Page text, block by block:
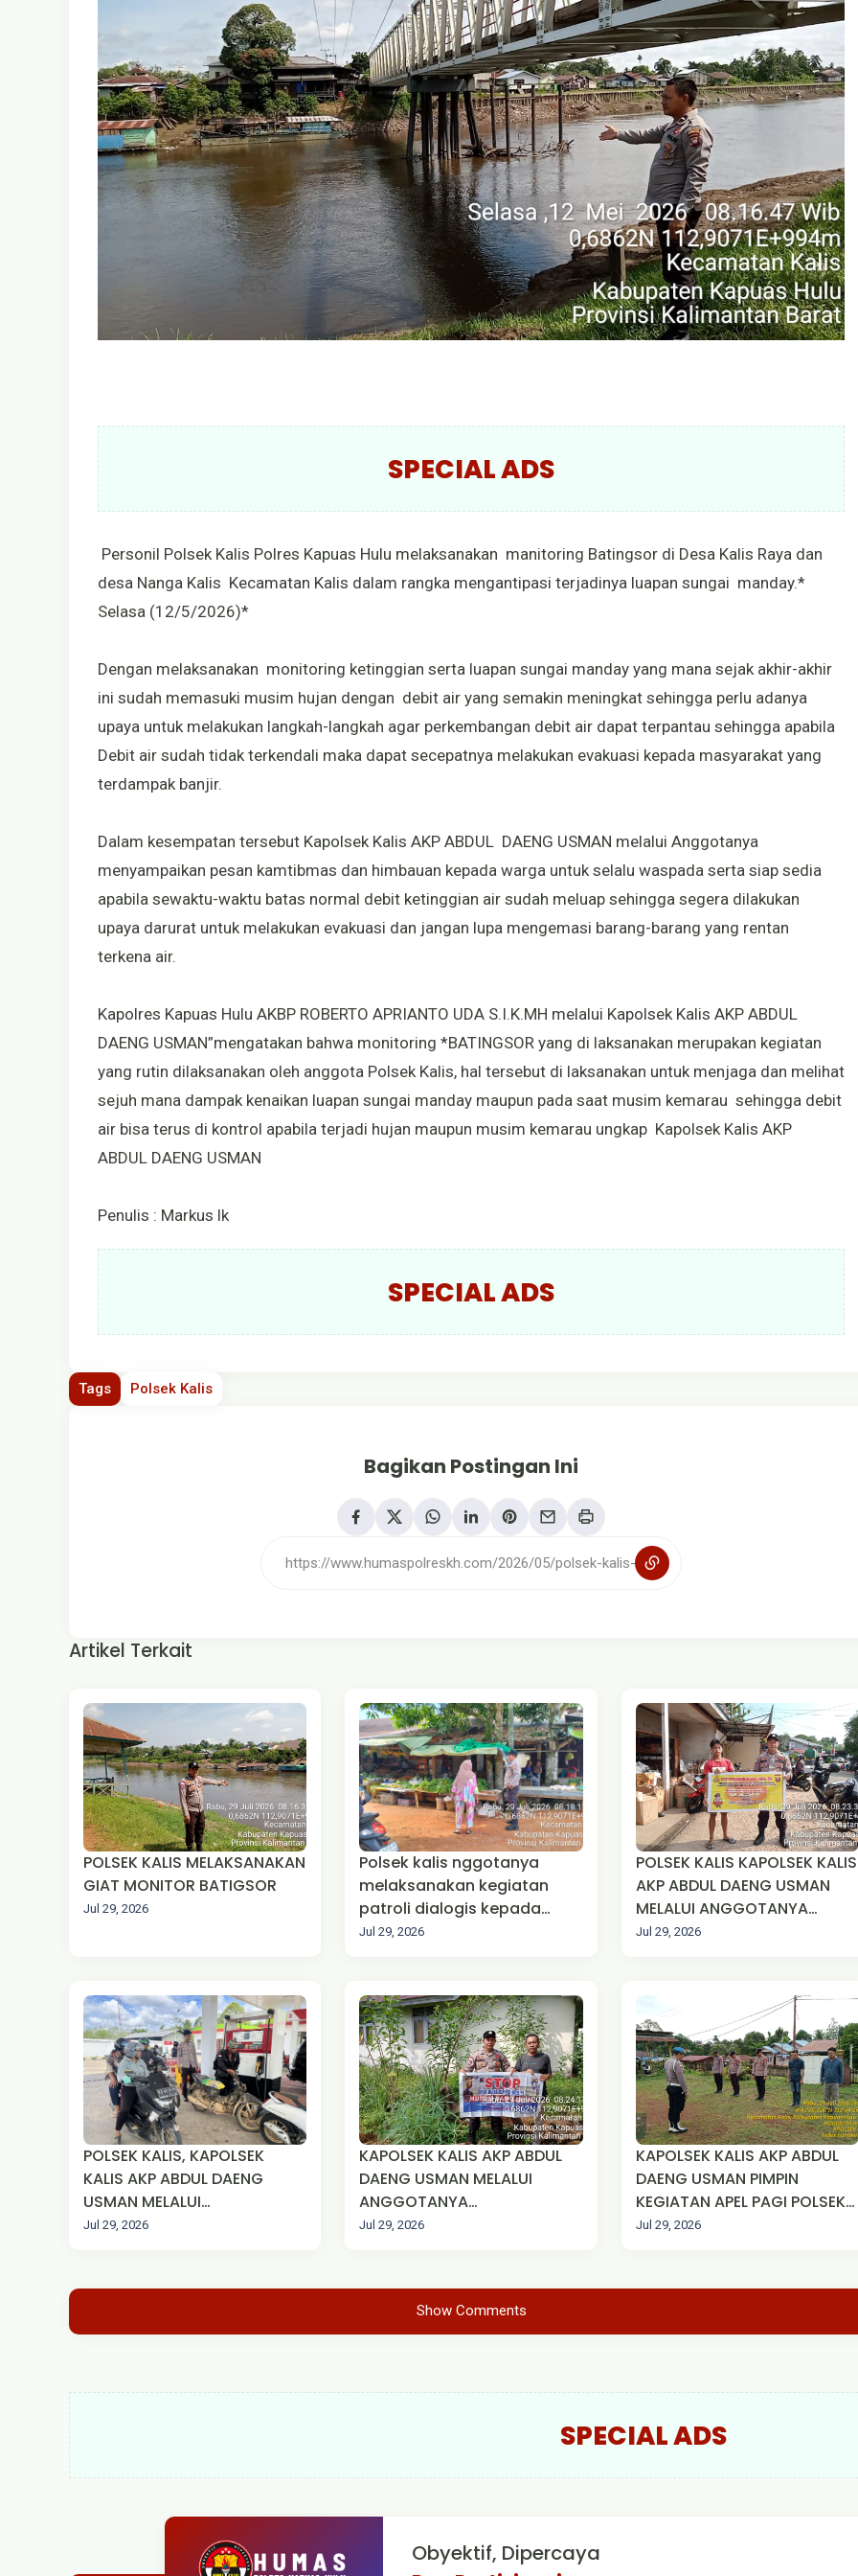
SPECIAL ADS
Personil Polsek Kalis Polres Kapuas Hulu melaksanakan manitoring Batingsor di Desa Kalis Raya dan
desa Nanga Kalis Kecamatan Kalis dalam rangka mengantipasi terjadinya luapan sungai manday.*
Selasa (12/5/2026)*
Dengan melaksanakan monitoring ketinggian serta luapan sungai manday yang mana sejak akhir-akhir
ini sudah memasuki musim hujan dengan debit air yang semakin meningkat sehingga perlu adanya
upaya untuk melakukan langkah-langkah agar perkembangan debit air dapat terpantau sehingga apabila
Debit air sudah tidak terkendali maka dapat secepatnya melakukan evakuasi kepada masyarakat yang
terdampak banjir.
Dalam kesempatan tersebut Kapolsek Kalis AKP ABDUL DAENG USMAN melalui Anggotanya
menyampaikan pesan kamtibmas dan himbauan kepada warga untuk selalu waspada serta siap sedia
apabila sewaktu-waktu batas normal debit ketinggian air sudah meluap sehingga segera dilakukan
upaya darurat untuk melakukan evakuasi dan jangan lupa mengemasi barang-barang yang rentan
terkena air.
Kapolres Kapuas Hulu AKBP ROBERTO APRIANTO UDA S.I.K.MH melalui Kapolsek Kalis AKP ABDUL
DAENG USMAN”mengatakan bahwa monitoring *BATINGSOR yang di laksanakan merupakan kegiatan
yang rutin dilaksanakan oleh anggota Polsek Kalis, hal tersebut di laksanakan untuk menjaga dan melihat
sejuh mana dampak kenaikan luapan sungai manday maupun pada saat musim kemarau sehingga debit
air bisa terus di kontrol apabila terjadi hujan maupun musim kemarau ungkap Kapolsek Kalis AKP
ABDUL DAENG USMAN
Penulis : Markus lk
SPECIAL ADS
Tags Polsek Kalis
Bagikan Postingan Ini
Artikel Terkait
POLSEK KALIS MELAKSANAKAN
GIAT MONITOR BATIGSOR
Jul 29, 2026
Polsek kalis nggotanya
melaksanakan kegiatan
patroli dialogis kepada
warga masyarakat
Jul 29, 2026
POLSEK KALIS KAPOLSEK KALIS
AKP ABDUL DAENG USMAN
MELALUI ANGGOTANYA
MELAKSANAKAN SOSIALISASI
Jul 29, 2026
POLSEK KALIS, KAPOLSEK
KALIS AKP ABDUL DAENG
USMAN MELALUI
ANGGOTANYA MELAKUKAN
PENYALAHGUNAAN BBM DI
KAB. KAPUAS HULU
Jul 29, 2026
KAPOLSEK KALIS AKP ABDUL
DAENG USMAN MELALUI
ANGGOTANYA
MELAKSANAKAN KAMPANYE
KABUPATEN KAPUAS HULU.
Jul 29, 2026
KAPOLSEK KALIS AKP ABDUL
DAENG USMAN PIMPIN
KEGIATAN APEL PAGI POLSEK
KALIS.
Jul 29, 2026
Show Comments
SPECIAL ADS
Obyektif, Dipercaya